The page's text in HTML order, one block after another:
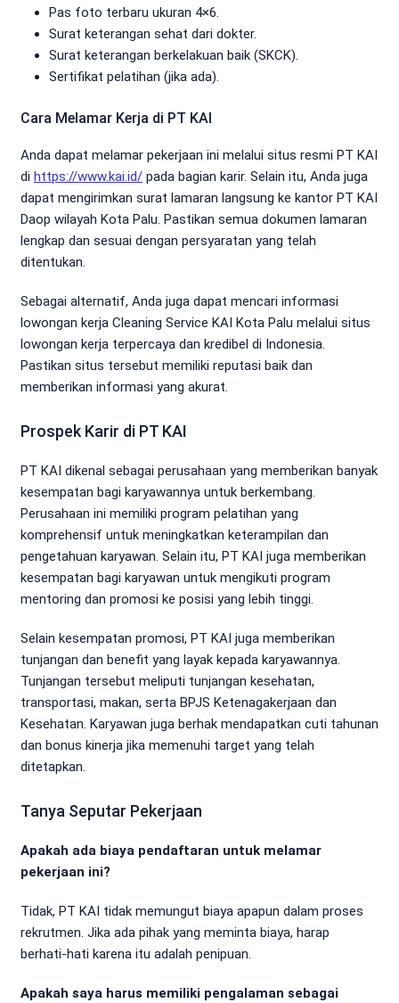
Pas foto terbaru ukuran 4×6.
Surat keterangan sehat dari dokter.
Surat keterangan berkelakuan baik (SKCK).
Sertifikat pelatihan (jika ada).
Cara Melamar Kerja di PT KAI
Anda dapat melamar pekerjaan ini melalui situs resmi PT KAI
di https://www.kai.id/ pada bagian karir. Selain itu, Anda juga
dapat mengirimkan surat lamaran langsung ke kantor PT KAI
Daop wilayah Kota Palu. Pastikan semua dokumen lamaran
lengkap dan sesuai dengan persyaratan yang telah
ditentukan.
Sebagai alternatif, Anda juga dapat mencari informasi
lowongan kerja Cleaning Service KAI Kota Palu melalui situs
lowongan kerja terpercaya dan kredibel di Indonesia.
Pastikan situs tersebut memiliki reputasi baik dan
memberikan informasi yang akurat.
Prospek Karir di PT KAI
PT KAI dikenal sebagai perusahaan yang memberikan banyak
kesempatan bagi karyawannya untuk berkembang.
Perusahaan ini memiliki program pelatihan yang
komprehensif untuk meningkatkan keterampilan dan
pengetahuan karyawan. Selain itu, PT KAI juga memberikan
kesempatan bagi karyawan untuk mengikuti program
mentoring dan promosi ke posisi yang lebih tinggi.
Selain kesempatan promosi, PT KAI juga memberikan
tunjangan dan benefit yang layak kepada karyawannya.
Tunjangan tersebut meliputi tunjangan kesehatan,
transportasi, makan, serta BPJS Ketenagakerjaan dan
Kesehatan. Karyawan juga berhak mendapatkan cuti tahunan
dan bonus kinerja jika memenuhi target yang telah
ditetapkan.
Tanya Seputar Pekerjaan
Apakah ada biaya pendaftaran untuk melamar
pekerjaan ini?
Tidak, PT KAI tidak memungut biaya apapun dalam proses
rekrutmen. Jika ada pihak yang meminta biaya, harap
berhati-hati karena itu adalah penipuan.
Apakah saya harus memiliki pengalaman sebagai